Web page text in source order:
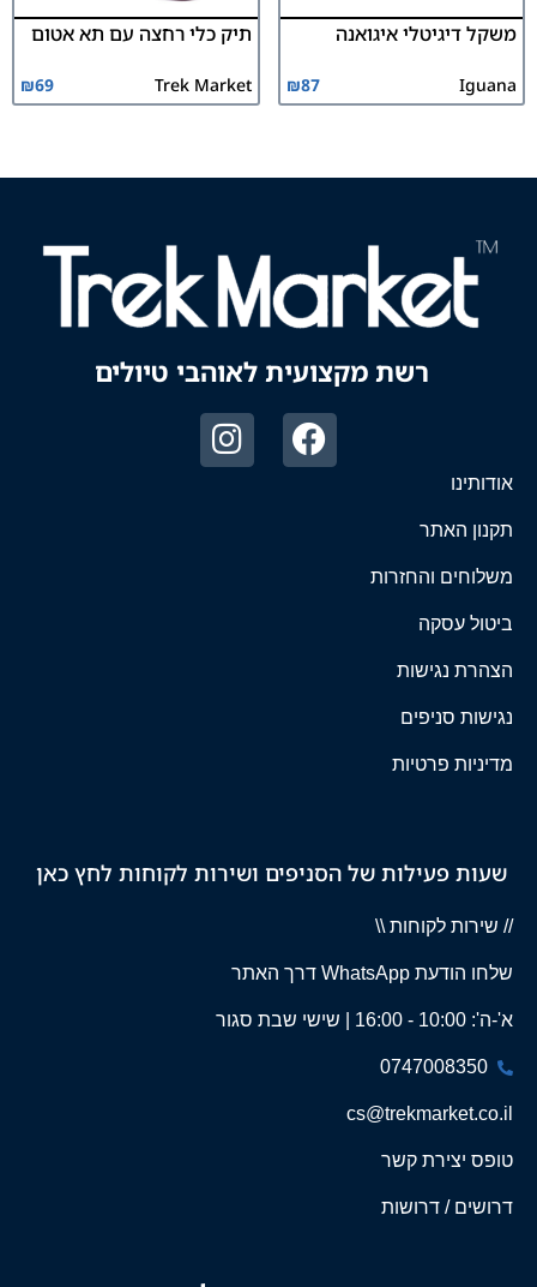
משקל דיגיטלי איגואנה
Iguana
₪87
תיק כלי רחצה עם תא אטום
Trek Market
₪69
רשת מקצועית לאוהבי טיולים
אודותינו
תקנון האתר
משלוחים והחזרות
ביטול עסקה
הצהרת נגישות
נגישות סניפים
מדיניות פרטיות
שעות פעילות של הסניפים ושירות לקוחות לחץ כאן
// שירות לקוחות \\
שלחו הודעת WhatsApp דרך האתר
א'-ה': 10:00 - 16:00 | שישי שבת סגור
0747008350
cs@trekmarket.co.il
טופס יצירת קשר
דרושים / דרושות